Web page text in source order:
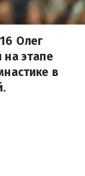
Олег
этапе
в